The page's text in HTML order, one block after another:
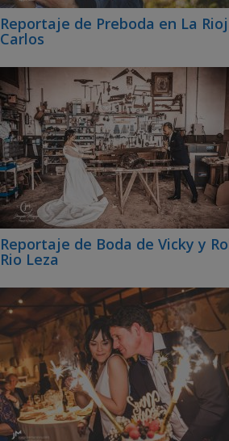
Reportaje de Preboda en La
Carlos
Reportaje de Boda de Vicky y
Rio Leza